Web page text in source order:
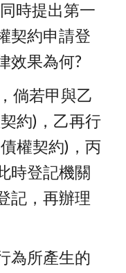
時提出第一
契約申請登
效果為何?
倘若甲與乙
約)，乙再行
權契約)，丙
時登記機關
記，再辦理
為所產生的